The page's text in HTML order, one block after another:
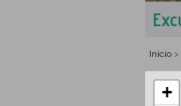
Inicio >
+